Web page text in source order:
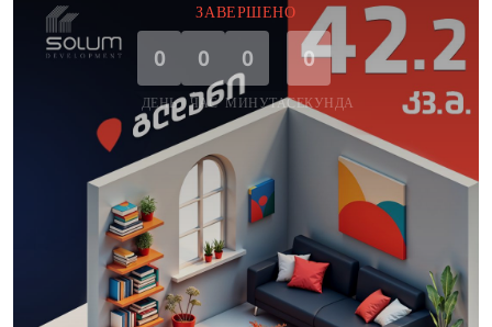
ЗАВЕРШЕНО
0
ДЕНЬ
0
ЧАС
0
МИНУТА
0
СЕКУНДА